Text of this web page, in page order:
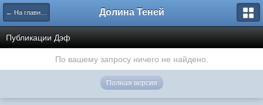
← На главную Долина Теней
Публикации Дэф
По вашему запросу ничего не найдено.
Полная версия